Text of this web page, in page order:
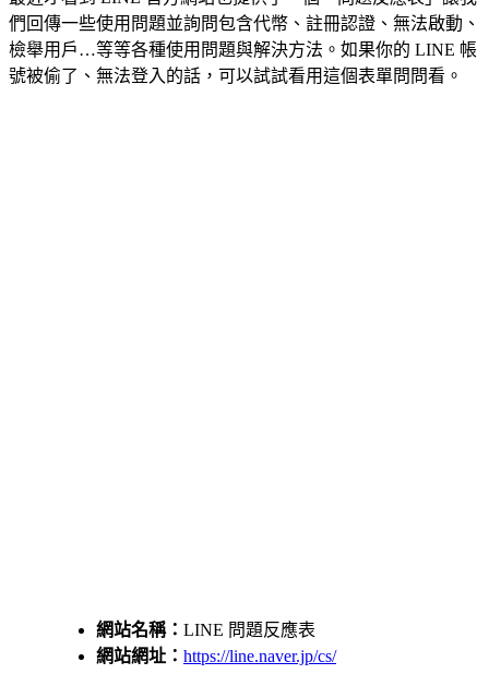
們回傳一些使用問題並詢問包含代幣、註冊認證、無法啟動、
檢舉用戶…等等各種使用問題與解決方法。如果你的 LINE 帳
號被偷了、無法登入的話，可以試試看用這個表單問問看。
網站名稱： LINE 問題反應表
網站網址： https://line.naver.jp/cs/